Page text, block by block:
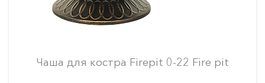
Чаша для костра Firepit 0-22 Fire pit